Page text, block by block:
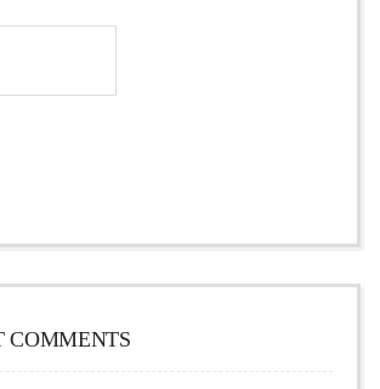
COMMENTS